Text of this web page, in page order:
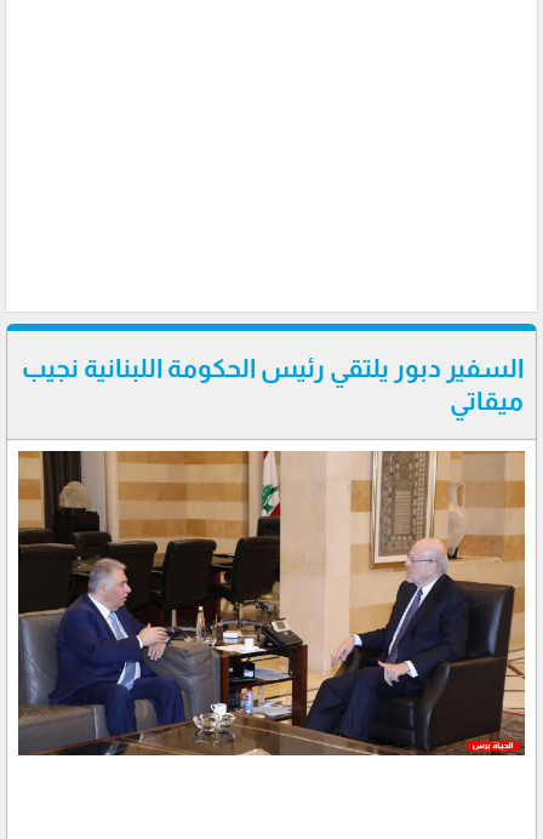
السفير دبور يلتقي رئيس الحكومة اللبنانية نجيب
ميقاتي